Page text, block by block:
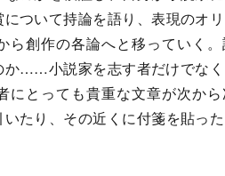
ついて持論を語り、表現のオ
ら創作の各論へと移っていく
か……小説家を志す者だけでな
にとっても貴重な文章が次か
たり、その近くに付箋を貼っ